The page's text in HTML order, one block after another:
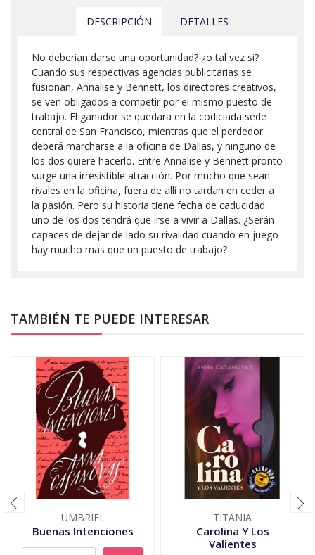
DESCRIPCIÓN DETALLES
No deberian darse una oportunidad? ¿o tal vez si?
Cuando sus respectivas agencias publicitarias se
fusionan, Annalise y Bennett, los directores creativos,
se ven obligados a competir por el mismo puesto de
trabajo. El ganador se quedara en la codiciada sede
central de San Francisco, mientras que el perdedor
deberá marcharse a la oficina de Dallas, y ninguno de
los dos quiere hacerlo. Entre Annalise y Bennett pronto
surge una irresistible atracción. Por mucho que sean
rivales en la oficina, fuera de allí no tardan en ceder a
la pasión. Pero su historia tiene fecha de caducidad:
uno de los dos tendrá que irse a vivir a Dallas. ¿Serán
capaces de dejar de lado su rivalidad cuando en juego
hay mucho mas que un puesto de trabajo?
TAMBIÉN TE PUEDE INTERESAR
UMBRIEL
Buenas Intenciones
TITANIA
Carolina Y Los
Valientes